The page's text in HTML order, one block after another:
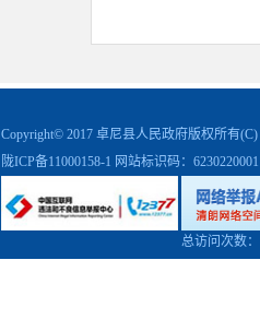
1、5个工作
3、如有公告
【监督电话
Copyright© 2017 卓尼县人民政府版权所有
陇ICP备11000158-1 网站标识码：
总访问次数：